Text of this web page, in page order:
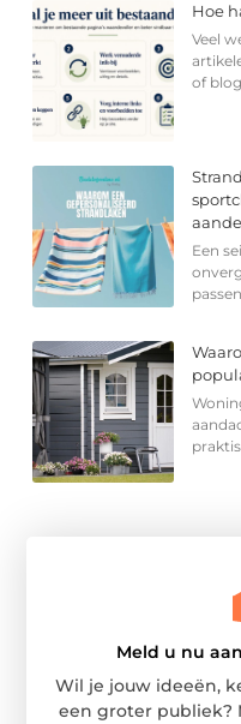
Hoe
Veel
of
Een
Meld u nu
Wil je jouw ideeën,
een groter publiek?